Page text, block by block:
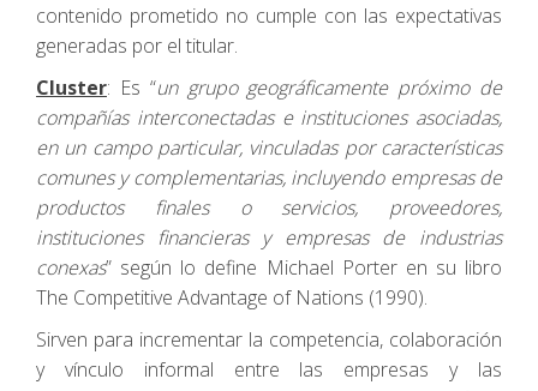
contenido prometido no cumple con las expectativas
generadas por el titular.
Cluster: Es “un grupo geográficamente próximo de
compañías interconectadas e instituciones asociadas,
en un campo particular, vinculadas por características
comunes y complementarias, incluyendo empresas de
productos finales o servicios, proveedores,
instituciones financieras y empresas de industrias
conexas” según lo define Michael Porter en su libro
The Competitive Advantage of Nations (1990).
Sirven para incrementar la competencia, colaboración
y vínculo informal entre las empresas y las